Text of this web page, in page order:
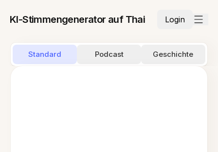
KI-Stimmengenerator auf Thai Login
Standard Podcast Geschichte